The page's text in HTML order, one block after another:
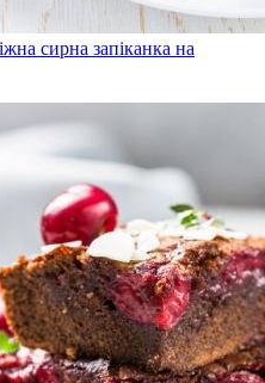
сирна запіканка на